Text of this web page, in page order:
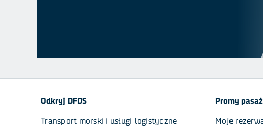
Odkryj DFDS
Transport morski i usługi logistyczne
Promy
Moje